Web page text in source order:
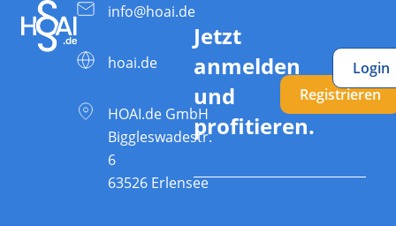
info@hoai.de
hoai.de
HOAI.de GmbH
Biggleswadestr.
6
63526 Erlensee
Jetzt
anmelden
und
profitieren.
Registrieren
Login